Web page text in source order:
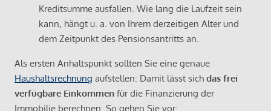
Kreditsumme ausfallen. Wie lang die Laufzeit sein
kann, hängt u. a. von Ihrem derzeitigen Alter und
dem Zeitpunkt des Pensionsantritts an.
Als ersten Anhaltspunkt sollten Sie eine genaue
Haushaltsrechnung aufstellen: Damit lässt sich das frei
verfügbare Einkommen für die Finanzierung der
Immobilie berechnen. So gehen Sie vor: